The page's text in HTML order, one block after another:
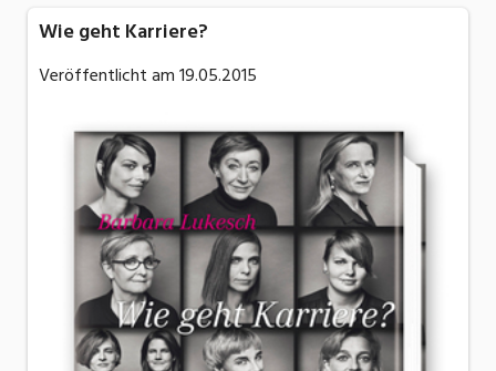
Wie geht Karriere?
Veröffentlicht am19.05.2015